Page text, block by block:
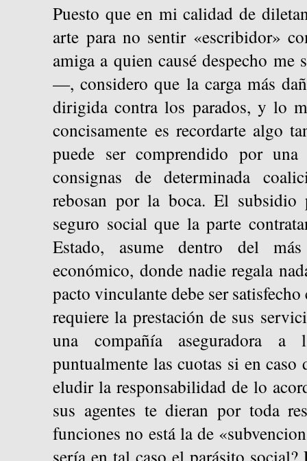
Puesto que en mi calidad de
arte para no sentir «escribidor»
amiga a quien causé despecho me
—, considero que la carga más
dirigida contra los parados, y lo
concisamente es recordarte algo
puede ser comprendido por
consignas de determinada
rebosan por la boca. El subsidio
seguro social que la parte
Estado, asume dentro del
económico, donde nadie regala
pacto vinculante debe ser
requiere la prestación de sus
una compañía aseguradora
puntualmente las cuotas si en caso
eludir la responsabilidad de lo
sus agentes te dieran por toda
funciones no está la de
sería en tal caso el parásito social?